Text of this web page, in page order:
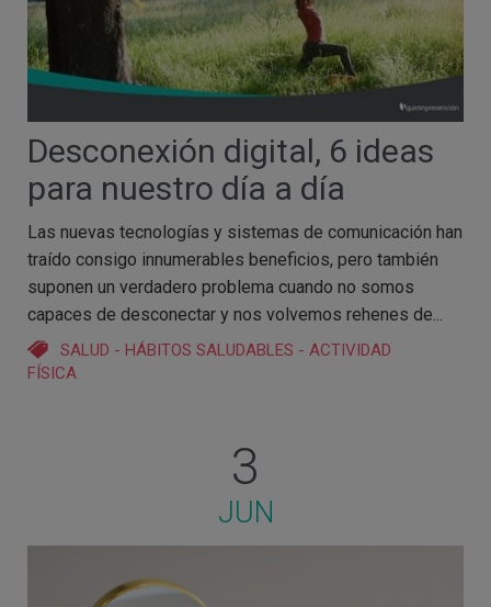
Desconexión digital, 6 ideas
para nuestro día a día
Las nuevas tecnologías y sistemas de comunicación han
traído consigo innumerables beneficios, pero también
suponen un verdadero problema cuando no somos
capaces de desconectar y nos volvemos rehenes de...
SALUD - HÁBITOS SALUDABLES - ACTIVIDAD
FÍSICA
3
JUN